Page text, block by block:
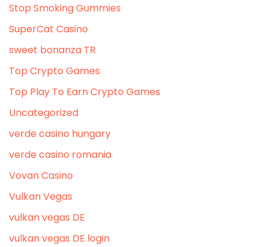
Stop Smoking Gummies
SuperCat Casino
sweet bonanza TR
Top Crypto Games
Top Play To Earn Crypto Games
Uncategorized
verde casino hungary
verde casino romania
Vovan Casino
Vulkan Vegas
vulkan vegas DE
vulkan vegas DE login